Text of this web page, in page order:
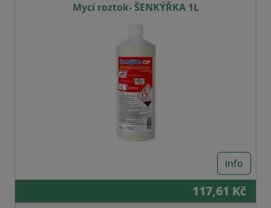
Mycí roztok- ŠENKÝŘKA 1L
info
117,61 Kč